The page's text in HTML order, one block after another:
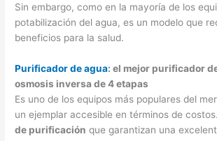
Sin embargo, como en la mayoría de los
potabilización del agua, es un modelo que
beneficios para la salud.
Purificador de agua: el mejor purificador
osmosis inversa de 4 etapas
Es uno de los equipos más populares del
un ejemplar accesible en términos de
de purificación que garantizan una